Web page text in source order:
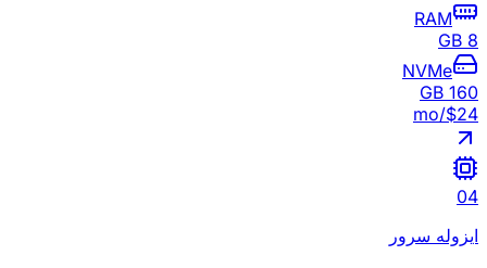
RAM
8 GB
NVMe
160 GB
$24
/mo
04
ایزوله سرور